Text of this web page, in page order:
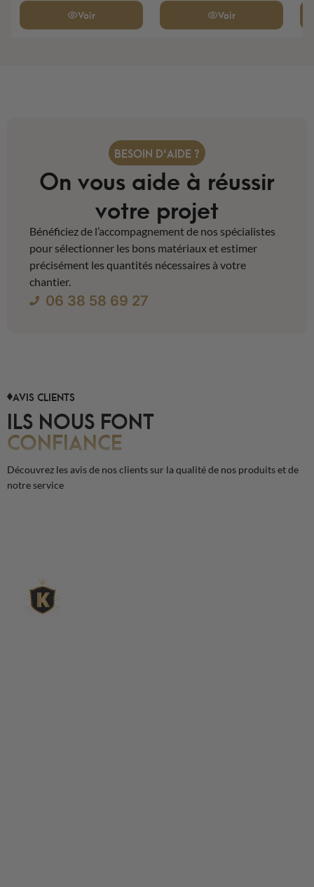
Voir Voir
BESOIN D'AIDE ?
On vous aide à réussir
votre projet
Bénéficiez de l’accompagnement de nos spécialistes
pour sélectionner les bons matériaux et estimer
précisément les quantités nécessaires à votre
chantier.
06 38 58 69 27
AVIS CLIENTS
ILS NOUS FONT
CONFIANCE
Découvrez les avis de nos clients sur la qualité de nos produits et de
notre service